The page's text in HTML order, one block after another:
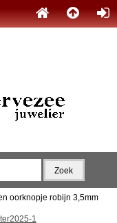
:: geel gouden oorknopje robijn 3,5mm